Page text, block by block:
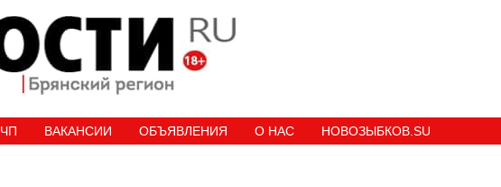
ЧП ВАКАНСИИ ОБЪЯВЛЕНИЯ О НАС НОВОЗЫБКОВ.SU